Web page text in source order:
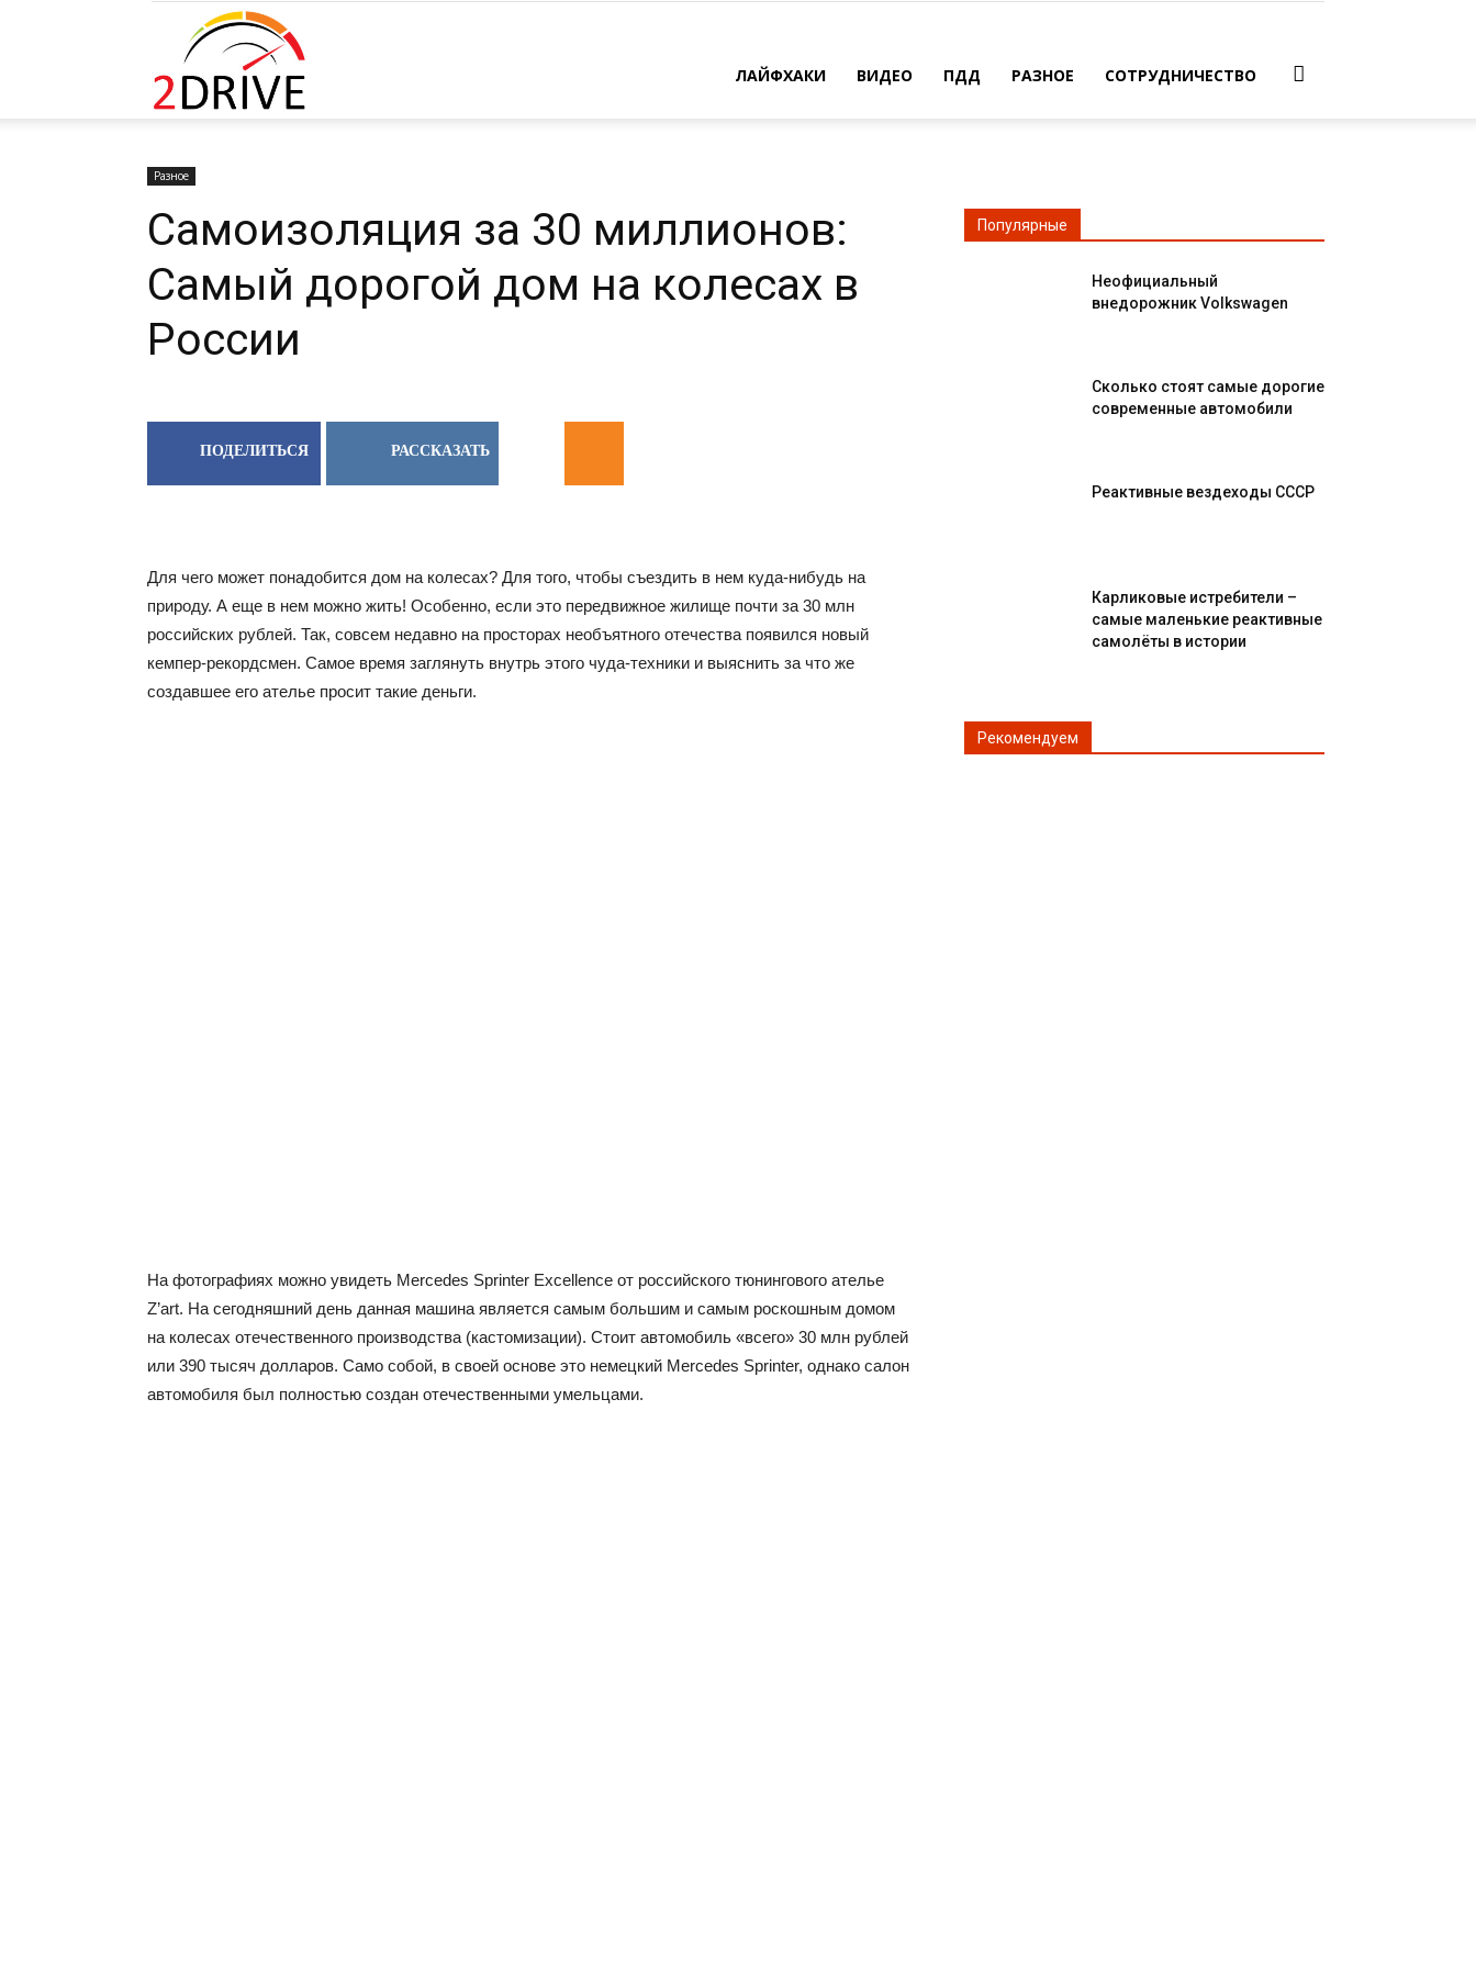
ЛАЙФХАКИ ВИДЕО ПДД РАЗНОЕ СОТРУДНИЧЕСТВО
Разное
Самоизоляция за 30 миллионов:
Cамый дорогой дом на колесах в
России
ПОДЕЛИТЬСЯ РАССКАЗАТЬ
Для чего может понадобится дом на колесах? Для того, чтобы съездить в нем куда-нибудь на
природу. А еще в нем можно жить! Особенно, если это передвижное жилище почти за 30 млн
российских рублей. Так, совсем недавно на просторах необъятного отечества появился новый
кемпер-рекордсмен. Самое время заглянуть внутрь этого чуда-техники и выяснить за что же
создавшее его ателье просит такие деньги.
На фотографиях можно увидеть Mercedes Sprinter Excellence от российского тюнингового ателье
Z’art. На сегодняшний день данная машина является самым большим и самым роскошным домом
на колесах отечественного производства (кастомизации). Стоит автомобиль «всего» 30 млн рублей
или 390 тысяч долларов. Само собой, в своей основе это немецкий Mercedes Sprinter, однако салон
автомобиля был полностью создан отечественными умельцами.
Популярные
Неофициальный
внедорожник Volkswagen
Сколько стоят самые дорогие
современные автомобили
Реактивные вездеходы СССР
Карликовые истребители –
самые маленькие реактивные
самолёты в истории
Рекомендуем